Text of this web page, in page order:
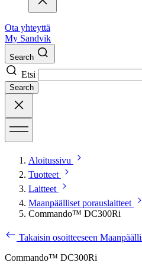
Ota yhteyttä
My Sandvik
Search
Etsi
Search
Aloitussivu
Tuotteet
Laitteet
Maanpäälliset porauslaitteet
Commando™ DC300Ri
Takaisin osoitteeseen
Commando™ DC300Ri